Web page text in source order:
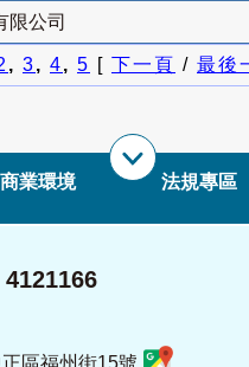
限公司
, 3, 4, 5 [ 下一頁 / 最後
商業環境 法規專區